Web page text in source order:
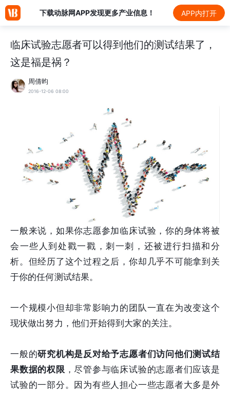
下载动脉网APP发现更多产业信息！ APP内打开
临床试验志愿者可以得到他们的测试结果了，
这是福是祸？
周倩昀
2016-12-06 08:00
一般来说，如果你志愿参加临床试验，你的身体将被
会一些人到处戳一戳，刺一刺，还被进行扫描和分
析。但经历了这个过程之后，你却几乎不可能拿到关
于你的任何测试结果。
一个规模小但却非常影响力的团队一直在为改变这个
现状做出努力，他们开始得到大家的关注。
一般的研究机构是反对给予志愿者们访问他们测试结
果数据的权限 ，尽管参与临床试验的志愿者们应该是
试验的一部分。因为有些人担心一些志愿者大多是外